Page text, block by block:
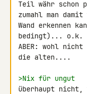
Teil währ schon
zumahl man
Wand erkennen
bedingt)... o.k.
ABER: wohl nicht
die alten....
>Nix für ungut
überhaupt nicht,